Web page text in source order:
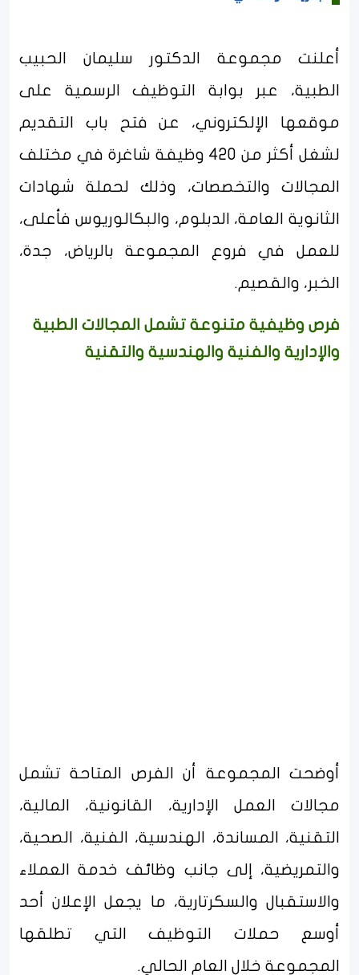
أعلنت مجموعة الدكتور سليمان الحبيب
الطبية، عبر بوابة التوظيف الرسمية على
موقعها الإلكتروني، عن فتح باب التقديم
لشغل أكثر من 420 وظيفة شاغرة في مختلف
المجالات والتخصصات، وذلك لحملة شهادات
الثانوية العامة، الدبلوم، والبكالوريوس فأعلى،
للعمل في فروع المجموعة بالرياض، جدة،
الخبر، والقصيم.
فرص وظيفية متنوعة تشمل المجالات الطبية
والإدارية والفنية والهندسية والتقنية
أوضحت المجموعة أن الفرص المتاحة تشمل
مجالات العمل الإدارية، القانونية، المالية،
التقنية، المساندة، الهندسية، الفنية، الصحية،
والتمريضية، إلى جانب وظائف خدمة العملاء
والاستقبال والسكرتارية، ما يجعل الإعلان أحد
أوسع حملات التوظيف التي تطلقها
المجموعة خلال العام الحالي.